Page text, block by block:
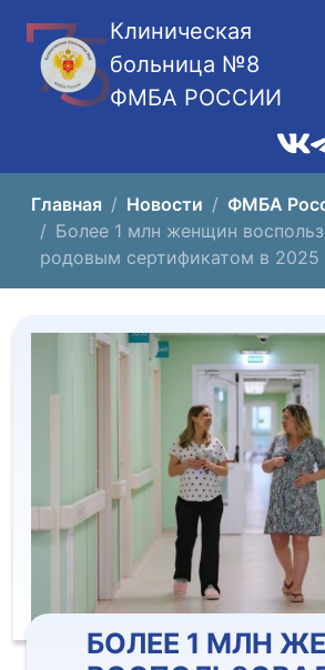
Клиническая
больница №8
ФМБА РОССИИ
Главная Новости
ФМБА
Более 1 млн женщин
родовым сертификатом в 2025
БОЛЕЕ 1 МЛН